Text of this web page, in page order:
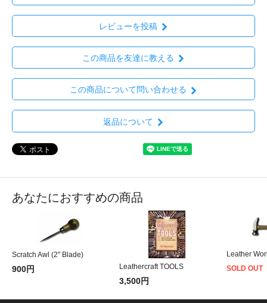
レビューを投稿
この商品を友達に教える
この商品について問い合わせる
返品について
あなたにおすすめの商品
Scratch Awl (2" Blade)
900円 Leathercraft TOOLS
3,500円
Leather
SOLD OUT